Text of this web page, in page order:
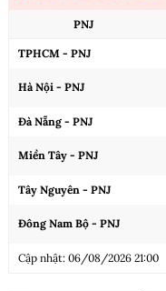
PNJ
TPHCM - PNJ
Hà Nội - PNJ
Đà Nẵng - PNJ
Miền Tây - PNJ
Tây Nguyên - PNJ
Đông Nam Bộ - PNJ
Cập nhật: 06/08/2026 21:00